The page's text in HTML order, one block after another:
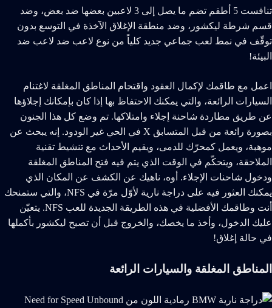
تنافست 5 أطقم تضم ما يصل إلى 3 لاعبين بعضها ضد بعض، وضد
قسم شرطة ليكشور، وضد منطقة الإغلاق الآخذة في التوسع بدون
توقّف في نمط لعب جماعي جديد كلياً من نوع لاعب ضد لاعب ضد
البيئة!
اعمل مع طاقمك لإكمال العقود واقتحام المناطق المغلقة لاغتنام
السيارات الرائعة، والتي يمكنك الاحتفاظ بها إذا كان بإمكانك إجلاؤها
عن طريق مطاردة شاحنة إجلاء وامتلاكها. تم وضع كل هذا الجنون
بصورة رائعة من قبل المتسابق X في الحي غير الودود. إنه يبحث عن
موهبة، ويعمل كمحرّك للدمى، ويقيم الأحداث مع تنشيط تقنية
الملاحقة، ويتحكّم في الوقت الذي يتم فيه فتح المناطق المغلقة
ودخول شاحنات الإجلاء. أوه، ناهيك عن الكشف عن المكان الذي
يمكنك العثور فيه على دراجة نارية لأوّل مرّة في NFS، والتي ستمنحك
أنت وطاقمك الأفضلية في هذه الطريقة الجديدة للعب NFS. يتعيّن
عليك الدخول، وأخذ ما يخصك، والخروج قبل أن تصبح ليكشور بأكملها
في حالة إغلاق!
المناطق المغلقة والسيارات الرائعة